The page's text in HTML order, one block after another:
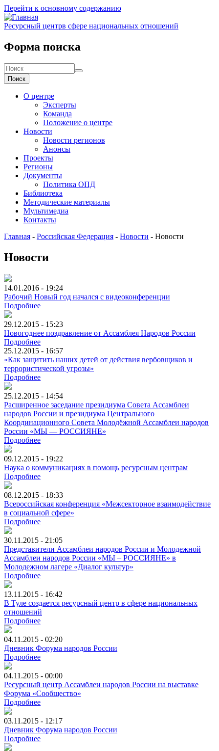
Перейти к основному содержанию
Ресурсный центрв сфере национальных отношений
Форма поиска
Поиск
О центре
Эксперты
Команда
Положение о центре
Новости
Новости регионов
Анонсы
Проекты
Регионы
Документы
Политика ОПД
Библиотека
Методические материалы
Мультимедиа
Контакты
Главная - Российская Федерация - Новости - Новости
Новости
14.01.2016 - 19:24
Рабочий Новый год начался с видеоконференции
Подробнее
29.12.2015 - 15:23
Новогоднее поздравление от Ассамблея Народов России
Подробнее
25.12.2015 - 16:57
«Как защитить наших детей от действия вербовщиков и
террористической угрозы»
Подробнее
25.12.2015 - 14:54
Расширенное заседание президиума Совета Ассамблеи
народов России и президиума Центрального
Координационного Совета Молодёжной Ассамблеи народов
России «МЫ — РОССИЯНЕ»
Подробнее
09.12.2015 - 19:22
Наука о коммуникациях в помощь ресурсным центрам
Подробнее
08.12.2015 - 18:33
Всероссийская конференция «Межсекторное взаимодействие
в социальной сфере»
Подробнее
30.11.2015 - 21:05
Представители Ассамблеи народов России и Молодежной
Ассамблеи народов России «МЫ – РОССИЯНЕ» в
Молодежном лагере «Диалог культур»
Подробнее
13.11.2015 - 16:42
В Туле создается ресурсный центр в сфере национальных
отношений
Подробнее
04.11.2015 - 02:20
Дневник Форума народов России
Подробнее
04.11.2015 - 00:00
Ресурсный центр Ассамблеи народов России на выставке
Форума «Сообщество»
Подробнее
03.11.2015 - 12:17
Дневник Форума народов России
Подробнее